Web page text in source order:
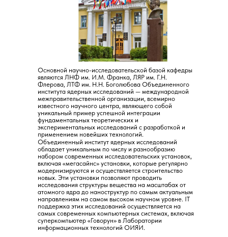
Основной научно-исследовательской базой кафедры
являются ЛНФ им. И.М. Франка, ЛЯР им. Г.Н.
Флерова, ЛТФ им. Н.Н. Боголюбова Объединенного
института ядерных исследований — международной
межправительственной организации, всемирно
известного научного центра, являющего собой
уникальный пример успешной интеграции
фундаментальных теоретических и
экспериментальных исследований с разработкой и
применением новейших технологий.
Объединенный институт ядерных исследований
обладает уникальным по числу и разнообразию
набором современных исследовательских установок,
включая «мегасайнс» установки, которые регулярно
модернизируются и осуществляется строительство
новых. Эти установки позволяют проводить
исследования структуры вещества на масштабах от
атомного ядра до наноструктур по самым актуальным
направлениям на самом высоком научном уровне. IT
поддержка этих исследований осуществляется на
самых современных компьютерных системах, включая
суперкомпьютер «Говорун» в Лаборатории
информационных технологий ОИЯИ.